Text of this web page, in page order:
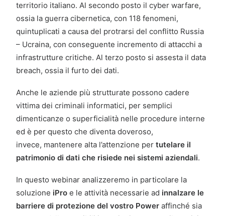
territorio italiano. Al secondo posto il cyber warfare,
ossia la guerra cibernetica, con 118 fenomeni,
quintuplicati a causa del protrarsi del conflitto Russia
– Ucraina, con conseguente incremento di attacchi a
infrastrutture critiche. Al terzo posto si assesta il data
breach, ossia il furto dei dati.
Anche le aziende più strutturate possono cadere
vittima dei criminali informatici, per semplici
dimenticanze o superficialità nelle procedure interne
ed è per questo che diventa doveroso,
invece, mantenere alta l’attenzione per tutelare il
patrimonio di dati che risiede nei sistemi aziendali.
In questo webinar analizzeremo in particolare la
soluzione iPro e le attività necessarie ad innalzare le
barriere di protezione del vostro Power affinché sia